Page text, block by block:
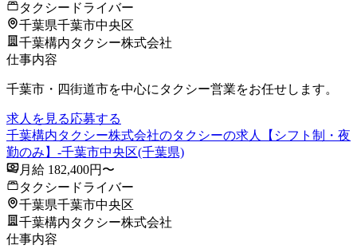
タクシードライバー
千葉県千葉市中央区
千葉構内タクシー株式会社
仕事内容
千葉市・四街道市を中心にタクシー営業をお任せします。
求人を見る応募する
千葉構内タクシー株式会社のタクシーの求人【シフト制・夜
勤のみ】-千葉市中央区(千葉県)
月給 182,400円〜
タクシードライバー
千葉県千葉市中央区
千葉構内タクシー株式会社
仕事内容